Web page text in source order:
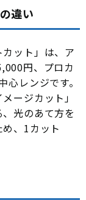
違い
ット」は、ア
円、プロカ
レンジです。
ージカット」
光のあて方を
、1カット